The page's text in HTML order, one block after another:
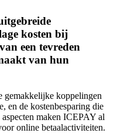
kosten bij
een tevreden
van hun
gemakkelijke koppelingen
en de kostenbesparing die
maken ICEPAY al
online betaalactiviteiten.